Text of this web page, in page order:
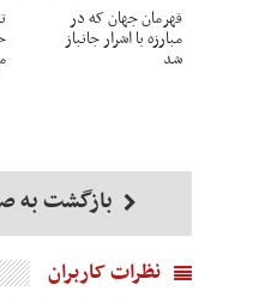
قهرمان جهان که در
مبارزه با اشرار جانباز
شد
بازگشت به
نظرات کاربران